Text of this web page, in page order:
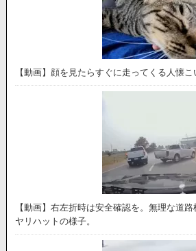
【動画】顔を見たらすぐに走ってくる人懐
【動画】右左折時は安全確認を。無理な道
ヤリハットの様子。